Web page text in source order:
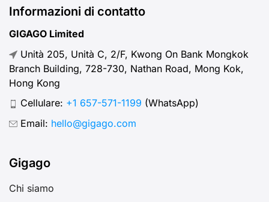
Informazioni di contatto
GIGAGO Limited
Unità 205, Unità C, 2/F, Kwong On Bank Mongkok
Branch Building, 728-730, Nathan Road, Mong Kok,
Hong Kong
Cellulare: +1 657-571-1199 (WhatsApp)
Email: hello@gigago.com
Gigago
Chi siamo